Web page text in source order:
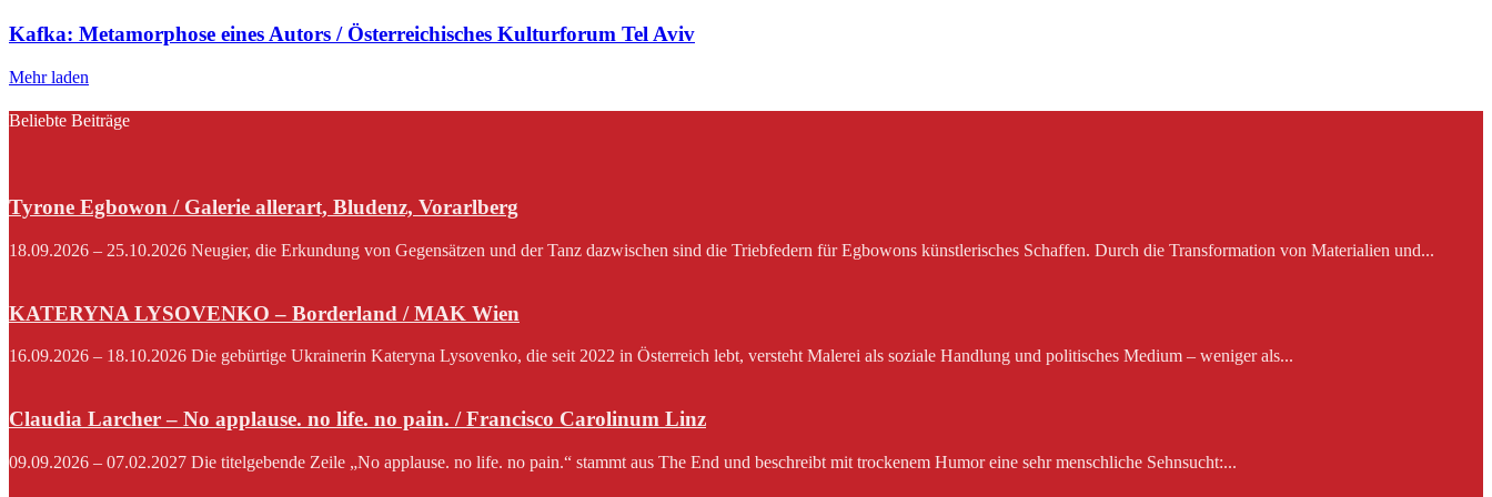
Kafka: Metamorphose eines Autors / Österreichisches Kulturforum Tel Aviv
Mehr laden
Beliebte Beiträge
Tyrone Egbowon / Galerie allerart, Bludenz, Vorarlberg
18.09.2026 – 25.10.2026 Neugier, die Erkundung von Gegensätzen und der Tanz dazwischen sind die Triebfedern für Egbowons künstlerisches Schaffen. Durch die Transformation von Materialien und...
KATERYNA LYSOVENKO – Borderland / MAK Wien
16.09.2026 – 18.10.2026 Die gebürtige Ukrainerin Kateryna Lysovenko, die seit 2022 in Österreich lebt, versteht Malerei als soziale Handlung und politisches Medium – weniger als...
Claudia Larcher – No applause. no life. no pain. / Francisco Carolinum Linz
09.09.2026 – 07.02.2027 Die titelgebende Zeile „No applause. no life. no pain.“ stammt aus The End und beschreibt mit trockenem Humor eine sehr menschliche Sehnsucht:...